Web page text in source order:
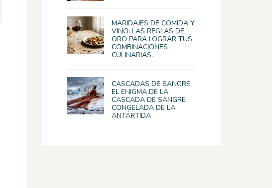
MARIDAJES DE COMIDA Y
VINO: LAS REGLAS DE
ORO PARA LOGRAR TUS
COMBINACIONES
CULINARIAS.
CASCADAS DE SANGRE:
EL ENIGMA DE LA
CASCADA DE SANGRE
CONGELADA DE LA
ANTÁRTIDA